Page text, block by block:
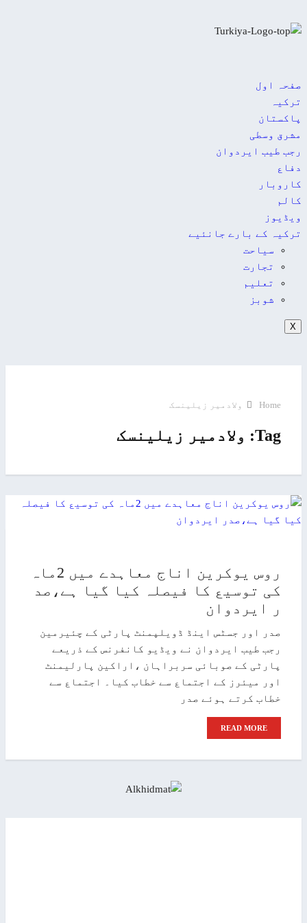
صفحہ اول
ترکیہ
پاکستان
مشرق وسطی
رجب طیب ایردوان
دفاع
کاروبار
کالم
ویڈیوز
ترکیہ کے بارے جانئیے
سیاحت
تجارت
تعلیم
شوبز
X
Home ولادمیر زیلینسک
Tag: ولادمیر زیلینسک
روس یوکرین اناج معاہدے میں 2ماہ
کی توسیع کا فیصلہ کیا گیا ہے،صد
ر ایردوان
صدر اور جسٹس اینڈ ڈویلپمنٹ پارٹی کے چئیرمین
رجب طیب ایردوان نے ویڈیو کانفرنس کے ذریعے
پارٹی کے صوبائی سربراہان ،اراکین پارلیمنٹ
اور میئرز کے اجتماع سے خطاب کیا۔ اجتماع سے
خطاب کرتے ہوئے صدر
READ MORE